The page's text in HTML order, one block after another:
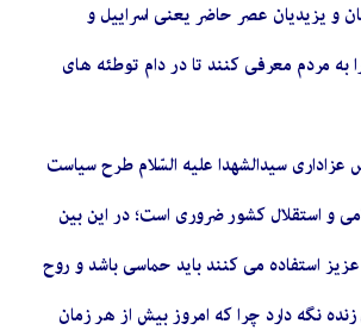
و یزیدیان عصر حاضر یعنی اسراییل و
به مردم معرفی کنند تا در دام توطئه های
سیدالشهدا علیه السّلام طرح سیاست
و استقلال کشور ضروری است؛ در این بین
استفاده می کنند باید حماسی باشد و روح
نگه دارد چرا که امروز بیش از هر زمان